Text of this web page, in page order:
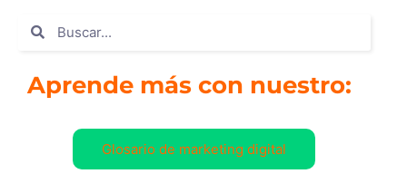
Aprende más con nuestro:
Glosario de marketing digital